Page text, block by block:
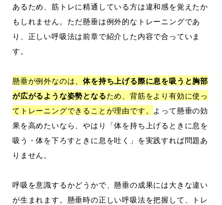
あるため、筋トレに精通している方は違和感を覚えたか
もしれません。ただ懸垂は例外的なトレーニングであ
り、正しい呼吸法は前章で紹介した内容で合っていま
す。
懸垂が例外なのは、体を持ち上げる際に息を吸うと胸部
が広がるような姿勢となるため、背筋をより有効に使っ
てトレーニングできることが理由です。 よって懸垂の効
果を高めたいなら、やはり「体を持ち上げるときに息を
吸う・体を下ろすときに息を吐く」を実践すれば問題あ
りません。
呼吸を意識するかどうかで、懸垂の成果には大きな違い
が生まれます。懸垂時の正しい呼吸法を把握して、トレ